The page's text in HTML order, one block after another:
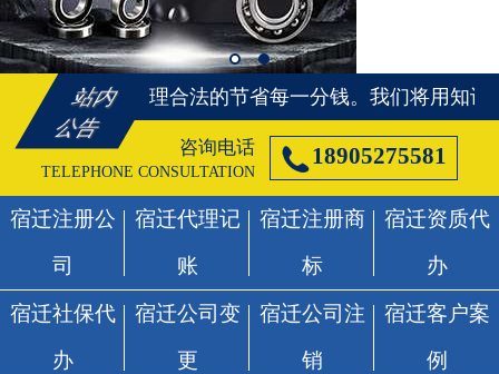
宿迁注册商标
宿迁社保代办
宿迁公司变更
宿迁客户案例
站内
公告
知识、帮您合理合法的节省每一分钱。 我们将用知识
咨询电话
TELEPHONE CONSULTATION  18905275581
宿迁注册公
司
宿迁代理记
账
宿迁注册商
标
宿迁资质代
办
宿迁社保代
办
宿迁公司变
更
宿迁公司注
销
宿迁客户案
例